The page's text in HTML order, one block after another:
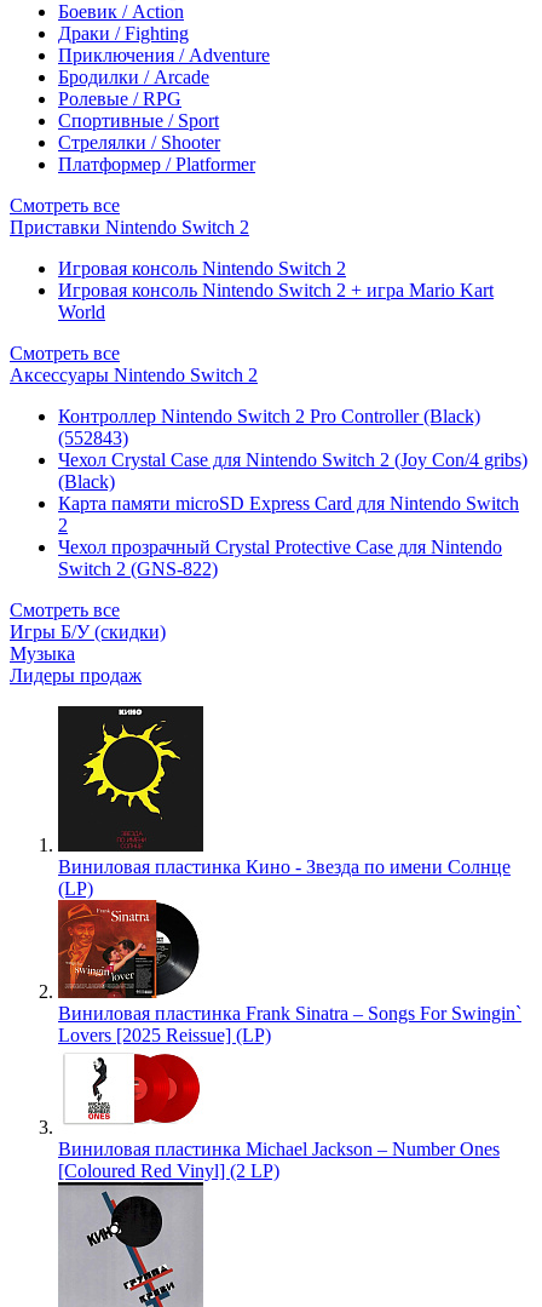
Боевик / Action
Драки / Fighting
Приключения / Adventure
Бродилки / Arcade
Ролевые / RPG
Спортивные / Sport
Стрелялки / Shooter
Платформер / Platformer
Смотреть все
Приставки Nintendo Switch 2
Игровая консоль Nintendo Switch 2
Игровая консоль Nintendo Switch 2 + игра Mario Kart
World
Смотреть все
Аксессуары Nintendo Switch 2
Контроллер Nintendo Switch 2 Pro Controller (Black)
(552843)
Чехол Сrystal Сase для Nintendo Switch 2 (Joy Con/4 gribs)
(Black)
Карта памяти microSD Express Card для Nintendo Switch
2
Чехол прозрачный Crystal Protective Case для Nintendo
Switch 2 (GNS-822)
Смотреть все
Игры Б/У (скидки)
Музыка
Лидеры продаж
Виниловая пластинка Кино - Звезда по имени Солнце
(LP)
Виниловая пластинка Frank Sinatra – Songs For Swingin`
Lovers [2025 Reissue] (LP)
Виниловая пластинка Michael Jackson – Number Ones
[Coloured Red Vinyl] (2 LP)